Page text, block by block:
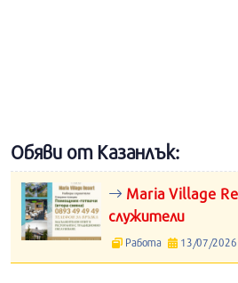
Обяви от Казанлък:
Maria Village
служители
Работа 13/07/2026